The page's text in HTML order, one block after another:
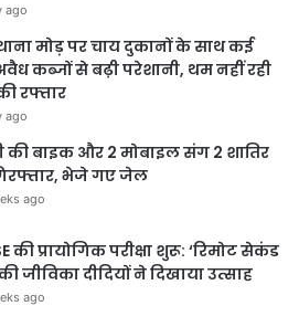
ago
मोड़ पर चाय दुकानों के साथ कई
कब्जों से बढ़ी परेशानी, थम नहीं रही
रफ्तार
ago
की बाइक और 2 मोबाइल संग 2 शातिर
भेजे गए जेल
ago
की प्रायोगिक परीक्षा शुरू: ‘रिमोट सेकंड
जीविका दीदियों ने दिखाया उत्साह
ago